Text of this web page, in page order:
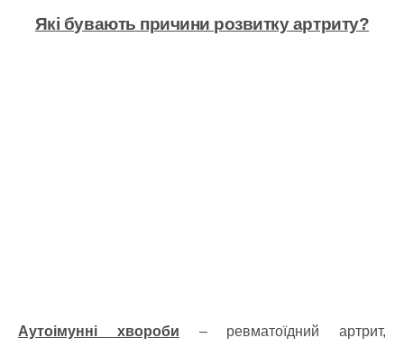
Які бувають причини розвитку артриту?
Аутоімунні хвороби – ревматоїдний артрит,